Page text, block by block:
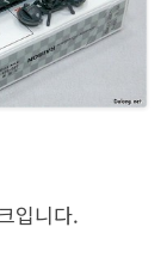
입니다.